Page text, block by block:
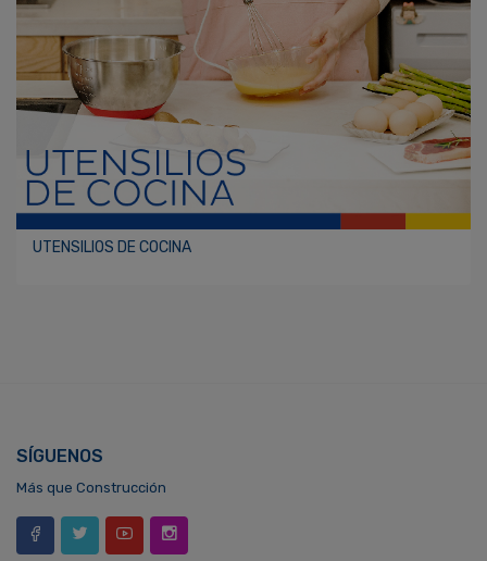
UTENSILIOS DE COCINA
SÍGUENOS
Más que Construcción